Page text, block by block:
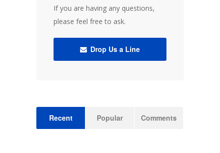
If you are having any questions,
please feel free to ask.
Drop Us a Line
Recent Popular Comments